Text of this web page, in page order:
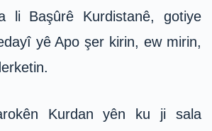
li Başûrê Kurdistanê, gotiye
yê Apo şer kirin, ew mirin,
Kurdan yên ku ji sala